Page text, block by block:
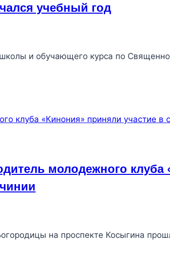
учебный год
и обучающего курса по
молодежного клуба
на проспекте Косыгина